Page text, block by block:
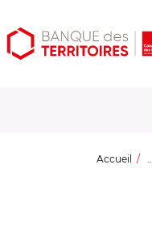
Aller
au
Aller
au
Ouvrir
les
Accueil